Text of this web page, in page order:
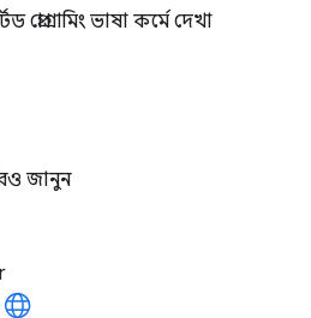
ভাষা কর্মে দেখা
জানুন